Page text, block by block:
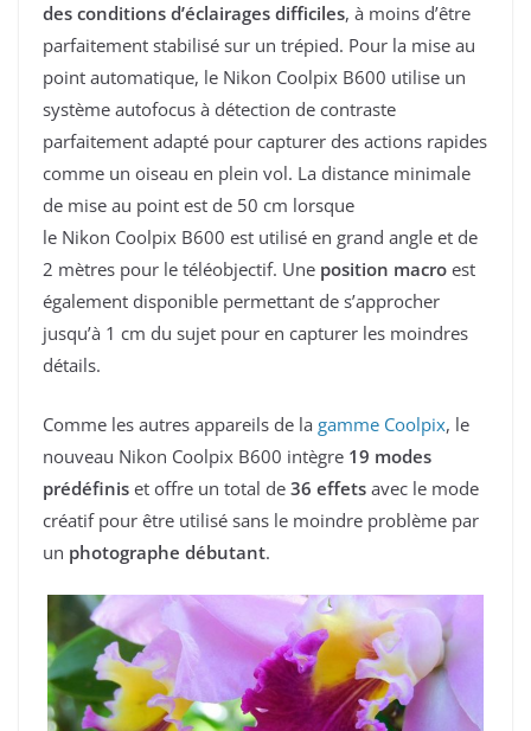
des conditions d’éclairages difficiles, à moins d’être
parfaitement stabilisé sur un trépied. Pour la mise au
point automatique, le Nikon Coolpix B600 utilise un
système autofocus à détection de contraste
parfaitement adapté pour capturer des actions rapides
comme un oiseau en plein vol. La distance minimale
de mise au point est de 50 cm lorsque
le Nikon Coolpix B600 est utilisé en grand angle et de
2 mètres pour le téléobjectif. Une position macro est
également disponible permettant de s’approcher
jusqu’à 1 cm du sujet pour en capturer les moindres
détails.
Comme les autres appareils de la gamme Coolpix, le
nouveau Nikon Coolpix B600 intègre 19 modes
prédéfinis et offre un total de 36 effets avec le mode
créatif pour être utilisé sans le moindre problème par
un photographe débutant.